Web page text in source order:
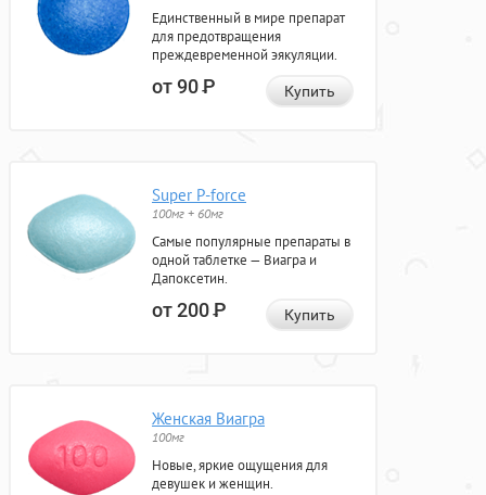
Единственный в мире препарат
для предотвращения
преждевременной эякуляции.
от 90Р Купить
Super P-force
100мг + 60мг
Самые популярные препараты в
одной таблетке — Виагра и
Дапоксетин.
от 200Р Купить
Женская Виагра
100мг
Новые, яркие ощущения для
девушек и женщин.